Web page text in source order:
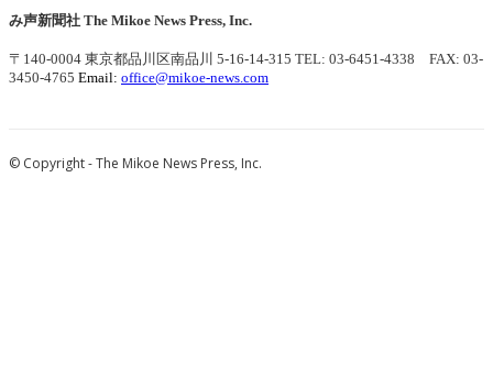
み声新聞社 The Mikoe News Press, Inc.
〒140-0004 東京都品川区南品川 5-16-14-315 TEL: 03-6451-4338 FAX: 03-
3450-4765 Email: office@mikoe-news.com
© Copyright - The Mikoe News Press, Inc.